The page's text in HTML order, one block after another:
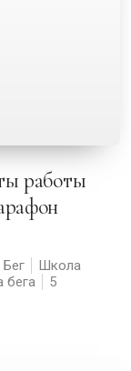
Бег
Школа
бега
5